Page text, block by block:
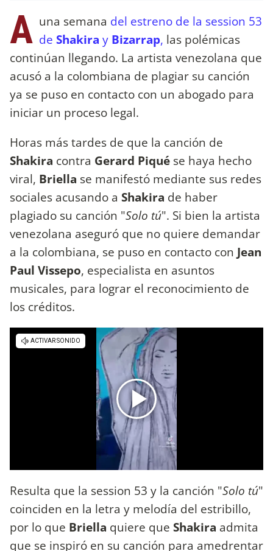
A una semana del estreno de la session 53
de Shakira y Bizarrap, las polémicas
continúan llegando. La artista venezolana que
acusó a la colombiana de plagiar su canción
ya se puso en contacto con un abogado para
iniciar un proceso legal.
Horas más tardes de que la canción de
Shakira contra Gerard Piqué se haya hecho
viral, Briella se manifestó mediante sus redes
sociales acusando a Shakira de haber
plagiado su canción "Solo tú". Si bien la artista
venezolana aseguró que no quiere demandar
a la colombiana, se puso en contacto con Jean
Paul Vissepo, especialista en asuntos
musicales, para lograr el reconocimiento de
los créditos.
Resulta que la session 53 y la canción "Solo tú"
coinciden en la letra y melodía del estribillo,
por lo que Briella quiere que Shakira admita
que se inspiró en su canción para amedrentar